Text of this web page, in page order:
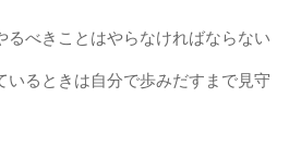
るべきことはやらなければならない
いるときは自分で歩みだすまで見守